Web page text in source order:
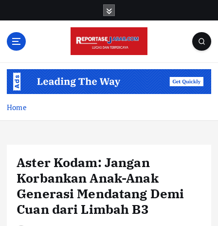
Home
Aster Kodam: Jangan
Korbankan Anak-Anak
Generasi Mendatang Demi
Cuan dari Limbah B3